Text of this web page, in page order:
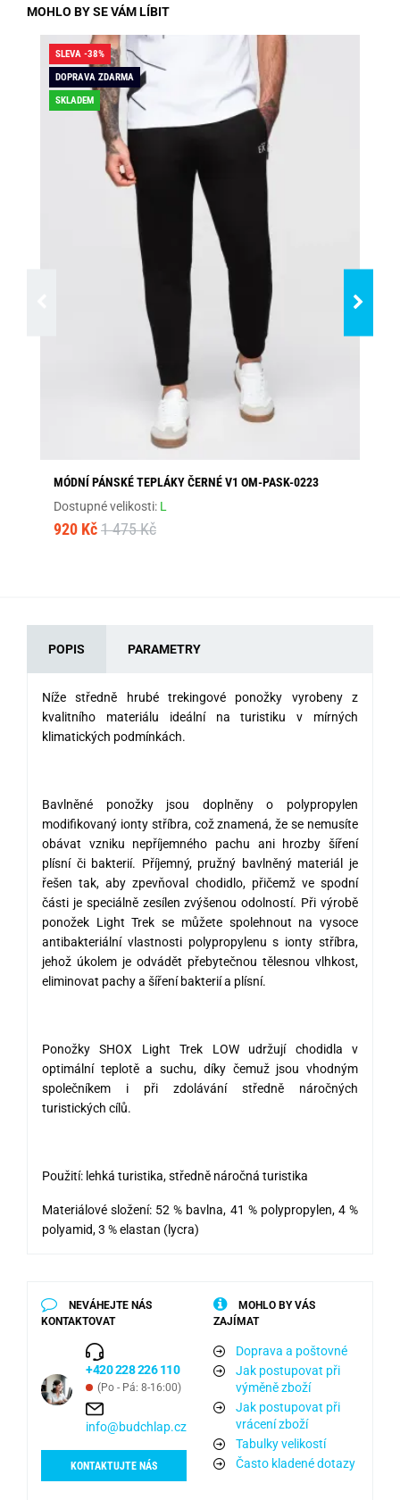
MOHLO BY SE VÁM LÍBIT
SLEVA -38%
DOPRAVA ZDARMA
SKLADEM
MÓDNÍ PÁNSKÉ TEPLÁKY ČERNÉ V1 OM-PASK-0223
Dostupné velikosti: L
920 Kč 1 475 Kč
POPIS PARAMETRY
Níže středně hrubé trekingové ponožky vyrobeny z
kvalitního materiálu ideální na turistiku v mírných
klimatických podmínkách.
Bavlněné ponožky jsou doplněny o polypropylen
modifikovaný ionty stříbra, což znamená, že se nemusíte
obávat vzniku nepříjemného pachu ani hrozby šíření
plísní či bakterií. Příjemný, pružný bavlněný materiál je
řešen tak, aby zpevňoval chodidlo, přičemž ve spodní
části je speciálně zesílenzvýšenou odolností. Při výrobě
ponožek Light Trekse můžete spolehnout na vysoce
antibakteriální vlastnosti polypropylenu s ionty stříbra,
jehož úkolem je odvádět přebytečnou tělesnou vlhkost,
eliminovat pachy a šíření bakterií a plísní.
Ponožky SHOX Light Trek LOW udržují chodidla v
optimální teplotě a suchu, díky čemuž jsou vhodným
společníkem i při zdolávání středně náročných
turistických cílů.
Použití: lehká turistika, středně náročná turistika
Materiálové složení: 52 % bavlna, 41 % polypropylen, 4 %
polyamid, 3 % elastan (lycra)
NEVÁHEJTE NÁS
KONTAKTOVAT
+420 228 226 110
(Po - Pá: 8-16:00)
info@budchlap.cz
KONTAKTUJTE NÁS
MOHLO BY VÁS
ZAJÍMAT
Doprava a poštovné
Jak postupovat při
výměně zboží
Jak postupovat při
vrácení zboží
Tabulky velikostí
Často kladené dotazy